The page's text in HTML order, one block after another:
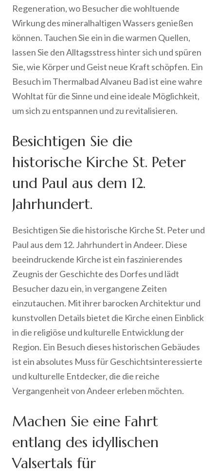
Regeneration, wo Besucher die wohltuende
Wirkung des mineralhaltigen Wassers genießen
können. Tauchen Sie ein in die warmen Quellen,
lassen Sie den Alltagsstress hinter sich und spüren
Sie, wie Körper und Geist neue Kraft schöpfen. Ein
Besuch im Thermalbad Alvaneu Bad ist eine wahre
Wohltat für die Sinne und eine ideale Möglichkeit,
um sich zu entspannen und zu revitalisieren.
Besichtigen Sie die
historische Kirche St. Peter
und Paul aus dem 12.
Jahrhundert.
Besichtigen Sie die historische Kirche St. Peter und
Paul aus dem 12. Jahrhundert in Andeer. Diese
beeindruckende Kirche ist ein faszinierendes
Zeugnis der Geschichte des Dorfes und lädt
Besucher dazu ein, in vergangene Zeiten
einzutauchen. Mit ihrer barocken Architektur und
kunstvollen Details bietet die Kirche einen Einblick
in die religiöse und kulturelle Entwicklung der
Region. Ein Besuch dieses historischen Gebäudes
ist ein absolutes Muss für Geschichtsinteressierte
und kulturelle Entdecker, die die reiche
Vergangenheit von Andeer erleben möchten.
Machen Sie eine Fahrt
entlang des idyllischen
Valsertals für